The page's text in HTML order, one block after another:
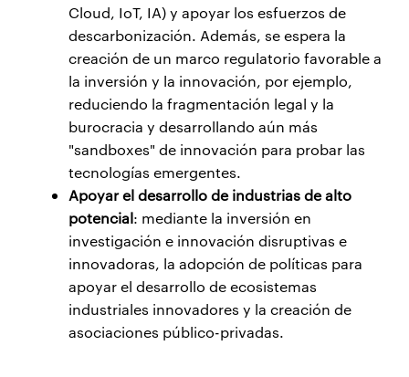
Cloud, IoT, IA) y apoyar los esfuerzos de
descarbonización. Además, se espera la
creación de un marco regulatorio favorable a
la inversión y la innovación, por ejemplo,
reduciendo la fragmentación legal y la
burocracia y desarrollando aún más
"sandboxes" de innovación para probar las
tecnologías emergentes.
Apoyar el desarrollo de industrias de alto
potencial: mediante la inversión en
investigación e innovación disruptivas e
innovadoras, la adopción de políticas para
apoyar el desarrollo de ecosistemas
industriales innovadores y la creación de
asociaciones público-privadas.